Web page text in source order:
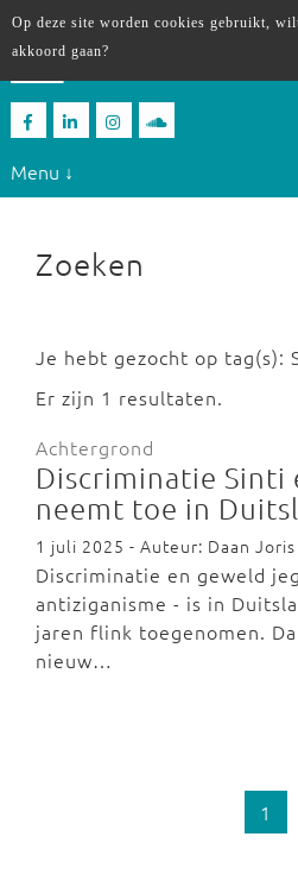
Menu ↓
Zoeken
Je hebt gezocht op tag(s):
Er zijn 1 resultaten.
Achtergrond
Discriminatie Sinti
neemt toe in
1 juli 2025 - Auteur: Daan Joris
Discriminatie en geweld
antiziganisme - is in
jaren flink toegenomen.
nieuw…
1
Op deze site worden cookies gebruikt,
akkoord gaan?